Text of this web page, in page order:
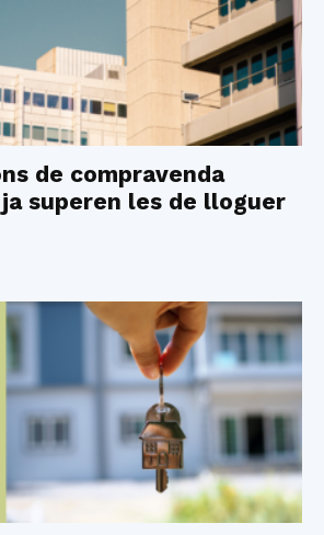
de compravenda
superen les de lloguer